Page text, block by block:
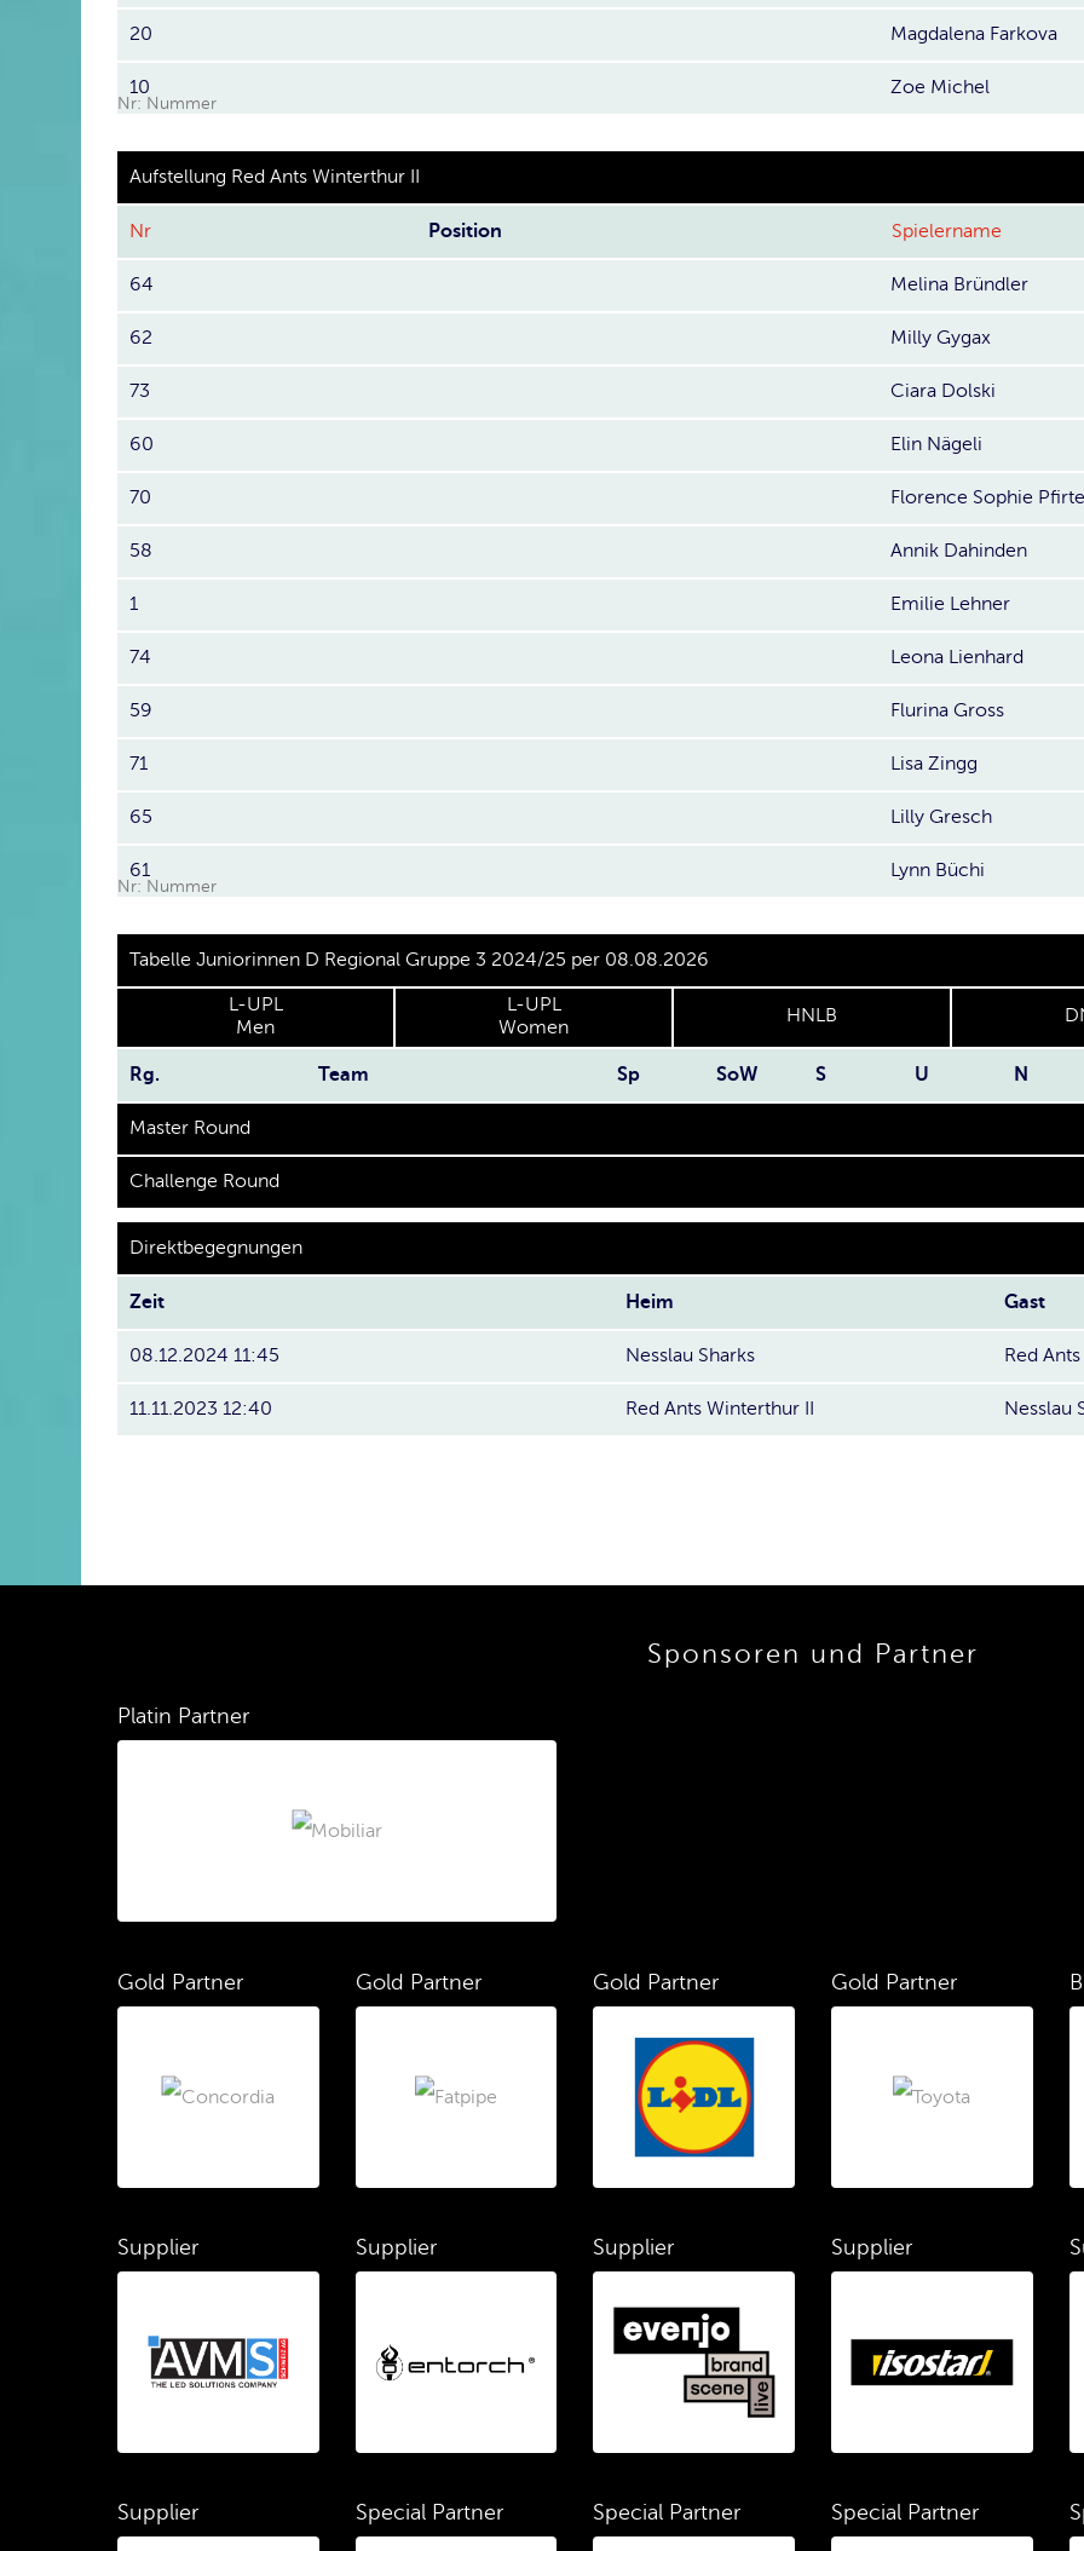
20 Magdalena Farkova
10 Zoe Michel
Nr: Nummer
Aufstellung Red Ants Winterthur II
Nr Position Spielername
64 Melina Bründler
62 Milly Gygax
73 Ciara Dolski
60 Elin Nägeli
70 Florence Sophie
58 Annik Dahinden
1 Emilie Lehner
74 Leona Lienhard
59 Flurina Gross
71 Lisa Zingg
65 Lilly Gresch
61 Lynn Büchi
Nr: Nummer
Tabelle Juniorinnen D Regional Gruppe 3 2024/25 per 08.08.2026
L-UPL
Men
L-UPL
Women
HNLB
Rg. Team Sp SoW S U N
Master Round
Challenge Round
Direktbegegnungen
Zeit Heim Gast
08.12.2024 11:45 Nesslau Sharks Red
11.11.2023 12:40 Red Ants Winterthur II Nesslau
Sponsoren und Partner
Platin Partner
Gold Partner Gold Partner Gold Partner Gold Partner
Supplier Supplier Supplier Supplier
Supplier Special Partner Special Partner Special Partner